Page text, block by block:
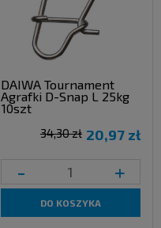
DAIWA Tournament
Agrafki D-Snap L 25kg
10szt
20,97 zł
34,30 zł
- +
DO KOSZYKA